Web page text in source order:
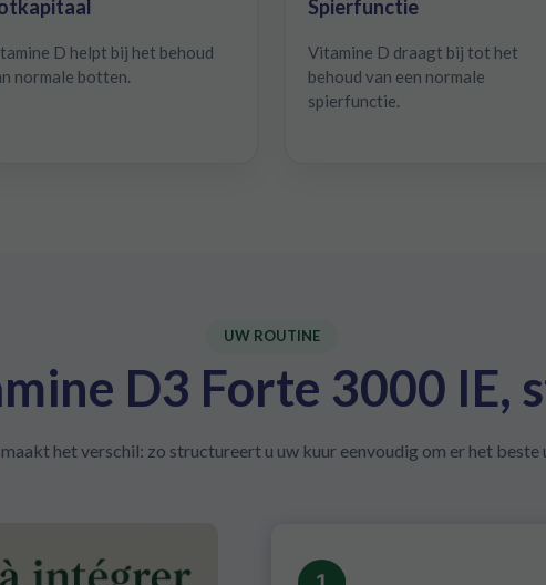
D helpt bij het behoud
normale botten.
Spierfunctie
Vitamine D draagt bij tot het
behoud van een normale
spierfunctie.
UW ROUTINE
D3 Forte 3000 IE,
het verschil: zo structureert u uw kuur eenvoudig om er het beste